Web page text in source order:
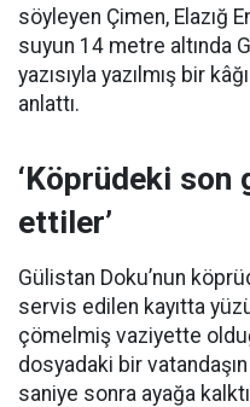
söyleyen Çimen, Elazığ
suyun 14 metre altında
yazısıyla yazılmış bir
anlattı.
‘Köprüdeki son
ettiler’
Gülistan Doku’nun
servis edilen kayıtta
çömelmiş vaziyette
dosyadaki bir
saniye sonra ayağa